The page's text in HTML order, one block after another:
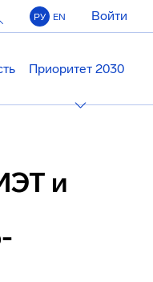
РУ EN Войти
Приоритет 2030
и